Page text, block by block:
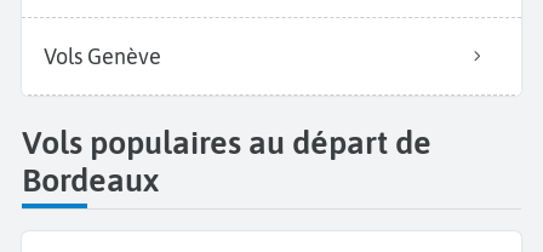
Vols Genève
Vols populaires au départ de
Bordeaux